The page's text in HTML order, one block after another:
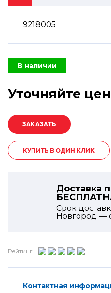
9218005
В наличии
Уточняйте
КУПИТЬ В ОДИН КЛИК
Доставка
Срок
Новгород —
Рейтинг:
Контактная